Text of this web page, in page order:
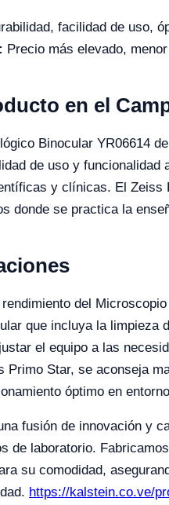
facilidad de uso,
Precio más elevado,
en el
Binocular YR06614
de uso y
y clínicas. El Zeiss
donde se practica la
del
que incluya la limpieza
el equipo a las
Primo Star, se aconseja
óptimo en
fusión de innovación y
de laboratorio.
su comodidad,
https://kalstein.co.ve/